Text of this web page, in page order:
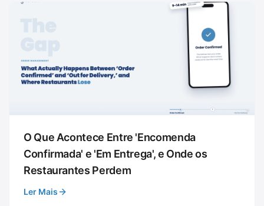
O Que Acontece Entre 'Encomenda
Confirmada' e 'Em Entrega', e Onde os
Restaurantes Perdem
Ler Mais